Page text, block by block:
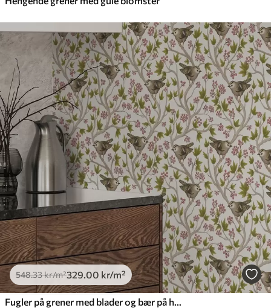
548.33kr/m²329.00 kr/m²
Fugler på grener med blader og bær på hvit bakgrunn